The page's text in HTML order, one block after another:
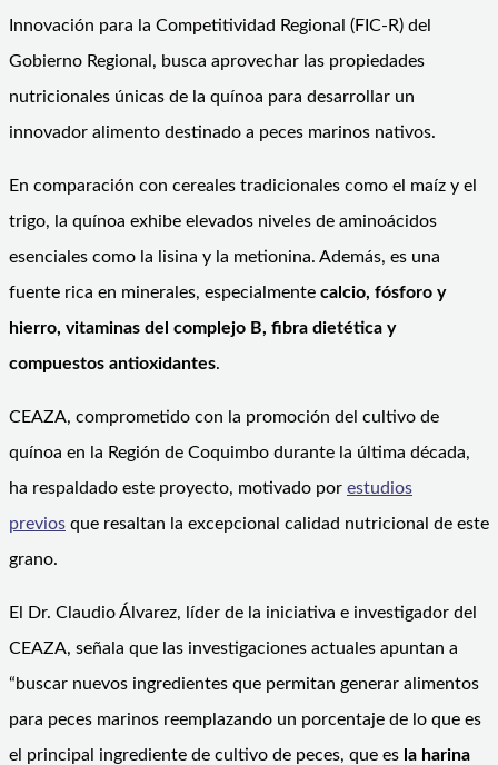
Innovación para la Competitividad Regional (FIC-R) del
Gobierno Regional, busca aprovechar las propiedades
nutricionales únicas de la quínoa para desarrollar un
innovador alimento destinado a peces marinos nativos.
En comparación con cereales tradicionales como el maíz y el
trigo, la quínoa exhibe elevados niveles de aminoácidos
esenciales como la lisina y la metionina. Además, es una
fuente rica en minerales, especialmente calcio, fósforo y
hierro, vitaminas del complejo B, fibra dietética y
compuestos antioxidantes.
CEAZA, comprometido con la promoción del cultivo de
quínoa en la Región de Coquimbo durante la última década,
ha respaldado este proyecto, motivado por estudios
previos que resaltan la excepcional calidad nutricional de este
grano.
El Dr. Claudio Álvarez, líder de la iniciativa e investigador del
CEAZA, señala que las investigaciones actuales apuntan a
“buscar nuevos ingredientes que permitan generar alimentos
para peces marinos reemplazando un porcentaje de lo que es
el principal ingrediente de cultivo de peces, que es la harina